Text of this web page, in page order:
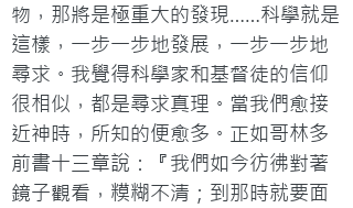
物，那將是極重大的發現……科學就是
這樣，一步一步地發展，一步一步地
尋求。我覺得科學家和基督徒的信仰
很相似，都是尋求真理。當我們愈接
近神時，所知的便愈多。正如哥林多
前書十三章說：『我們如今彷彿對著
鏡子觀看，糢糊不清；到那時就要面